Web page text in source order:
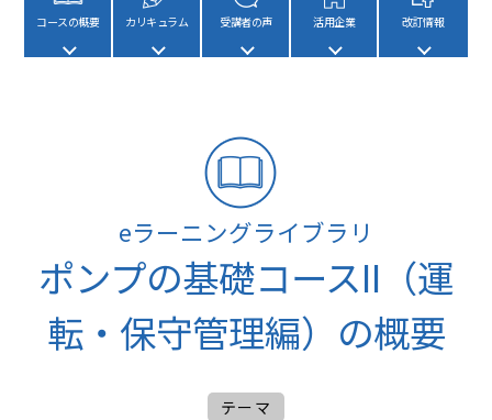
コースの概要 カリキュラム 受講者の声 活用企業 改訂情報
eラーニングライブラリ
ポンプの基礎コースII（運
転・保守管理編）の概要
テーマ